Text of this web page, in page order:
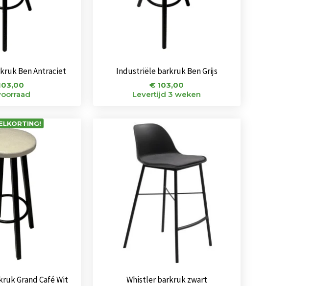
Ben Antraciet Industriële barkruk Ben Grijs
€ 103,00
Levertijd 3 weken
Grand Café Wit Whistler barkruk zwart